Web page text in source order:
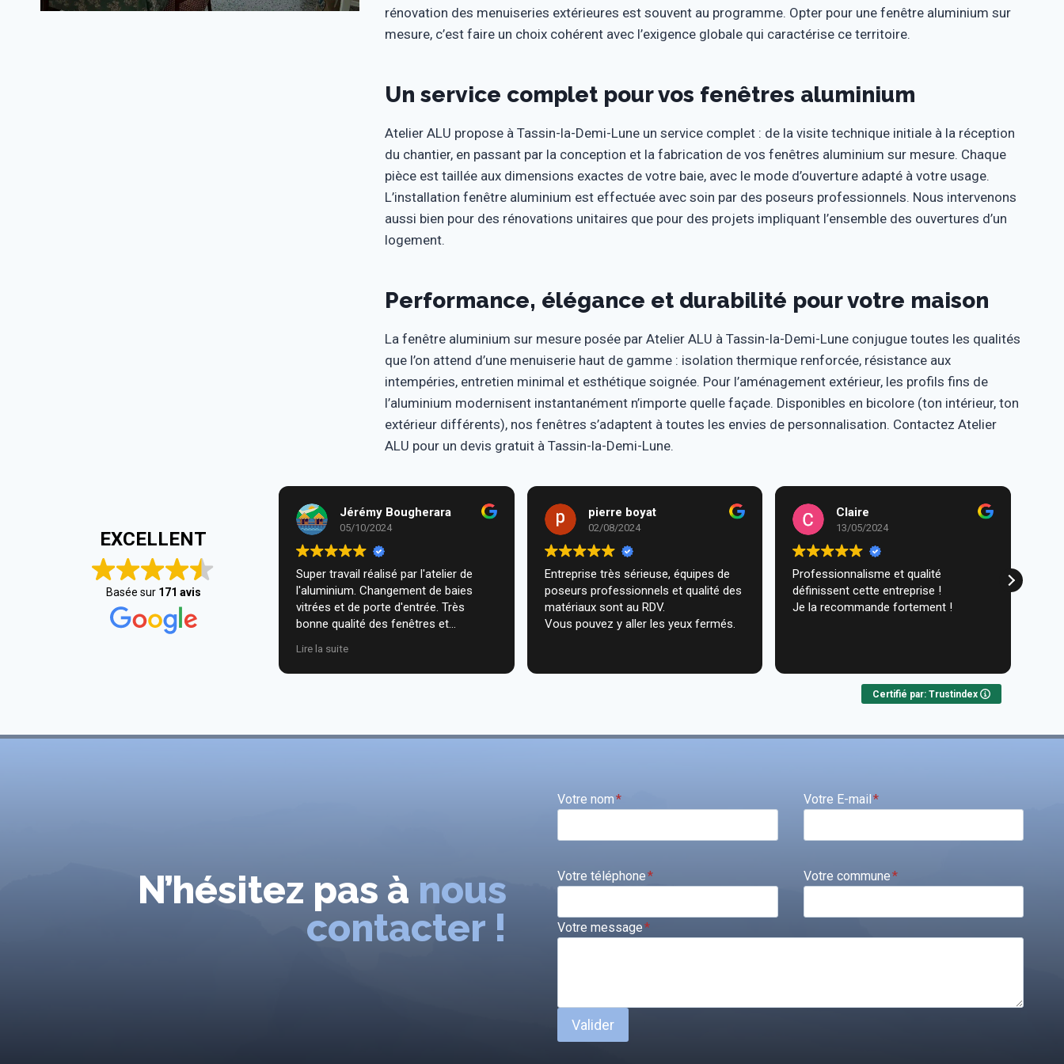
rénovation des menuiseries extérieures est souvent au programme. Opter pour une fenêtre aluminium sur
mesure, c’est faire un choix cohérent avec l’exigence globale qui caractérise ce territoire.
Un service complet pour vos fenêtres aluminium
Atelier ALU propose à Tassin-la-Demi-Lune un service complet : de la visite technique initiale à la réception
du chantier, en passant par la conception et la fabrication de vos fenêtres aluminium sur mesure. Chaque
pièce est taillée aux dimensions exactes de votre baie, avec le mode d’ouverture adapté à votre usage.
L’installation fenêtre aluminium est effectuée avec soin par des poseurs professionnels. Nous intervenons
aussi bien pour des rénovations unitaires que pour des projets impliquant l’ensemble des ouvertures d’un
logement.
Performance, élégance et durabilité pour votre maison
La fenêtre aluminium sur mesure posée par Atelier ALU à Tassin-la-Demi-Lune conjugue toutes les qualités
que l’on attend d’une menuiserie haut de gamme : isolation thermique renforcée, résistance aux
intempéries, entretien minimal et esthétique soignée. Pour l’aménagement extérieur, les profils fins de
l’aluminium modernisent instantanément n’importe quelle façade. Disponibles en bicolore (ton intérieur, ton
extérieur différents), nos fenêtres s’adaptent à toutes les envies de personnalisation. Contactez Atelier
ALU pour un devis gratuit à Tassin-la-Demi-Lune.
EXCELLENT
Basée sur 171 avis
Jérémy Bougherara
05/10/2024
Super travail réalisé par l'atelier de
l'aluminium. Changement de baies
vitrées et de porte d'entrée. Très
bonne qualité des fenêtres et
nous. Je recommande vivement.
Lire la suite
pierre boyat
02/08/2024
Entreprise très sérieuse, équipes de
poseurs professionnels et qualité des
matériaux sont au RDV.
Vous pouvez y aller les yeux fermés.
Claire
13/05/2024
Professionnalisme et qualité
définissent cette entreprise !
Je la recommande fortement !
Certifié par: Trustindex
N’hésitez pas à nous
contacter !
Votre nom* Votre E-mail*
Votre téléphone* Votre commune*
Votre message*
Valider